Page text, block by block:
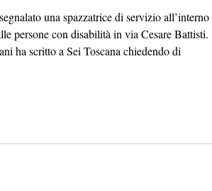
una spazzatrice di servizio all’interno
persone con disabilità in via Cesare Battisti.
ha scritto a Sei Toscana chiedendo di